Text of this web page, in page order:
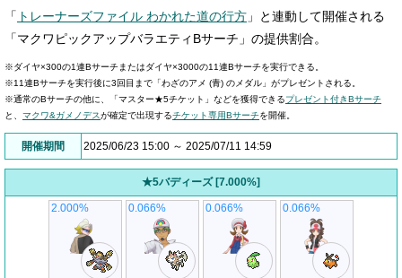
「 トレーナーズファイル わかれた道の行方 」と連動して開催される
「マクワピックアップバラエティBサーチ」の提供割合。
※ダイヤ×300の1連Bサーチまたはダイヤ×3000の11連Bサーチを実行できる。
※11連Bサーチを実行後に3回目まで「わざのアメ (青) のメダル」がプレゼントされる。
※通常のBサーチの他に、「マスター★5チケット」などを獲得できるプレゼント付きBサーチ
と、 マクワ&ガメノデスが確定で出現するチケット専用Bサーチを開催。
開催期間 2025/06/23 15:00 ～ 2025/07/11 14:59
★5バディーズ [7.000%]
2.000% 0.066% 0.066% 0.066%